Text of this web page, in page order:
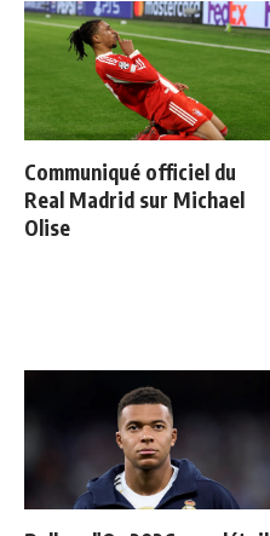
Communiqué officiel du
Real Madrid sur Michael
Olise